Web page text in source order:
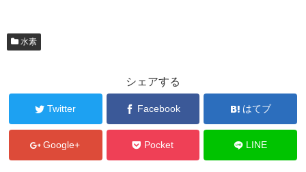
水素
シェアする
Twitter Facebook はてブ
Google+ Pocket LINE